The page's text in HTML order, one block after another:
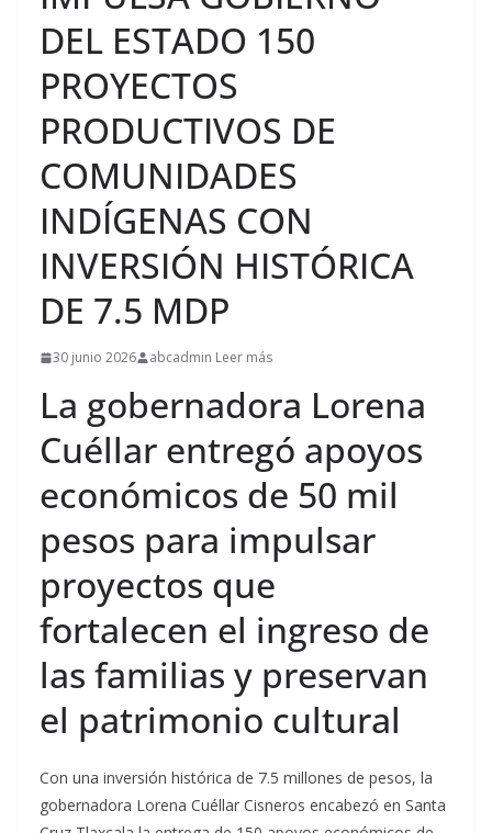
DEL ESTADO 150
PROYECTOS
PRODUCTIVOS DE
COMUNIDADES
INDÍGENAS CON
INVERSIÓN HISTÓRICA
DE 7.5 MDP
30 junio 2026 abcadmin Leer más
La gobernadora Lorena
Cuéllar entregó apoyos
económicos de 50 mil
pesos para impulsar
proyectos que
fortalecen el ingreso de
las familias y preservan
el patrimonio cultural
Con una inversión histórica de 7.5 millones de pesos, la
gobernadora Lorena Cuéllar Cisneros encabezó en Santa